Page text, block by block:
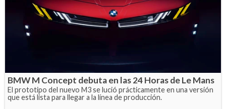
BMW M Concept debuta en las 24 Horas de Le Mans
El prototipo del nuevo M3 se lució prácticamente en una versión
que está lista para llegar a la línea de producción.